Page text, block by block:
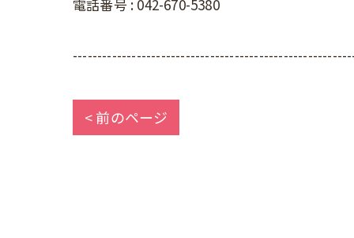
電話番号 : 042-670-5380
< 前のページ